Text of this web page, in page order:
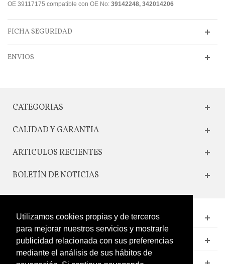
Utilizamos cookies propias y de terceros
para mejorar nuestros servicios y mostrarle
publicidad relacionada con sus preferencias
mediante el análisis de sus hábitos de
OE 39117175 compatible con OE No: 39142248, 342014206
FICHA SEGURIDAD
ENVIOS
CATEGORIAS
CALIDAD Y GARANTIA
ARTICULOS RECIENTES
BOLETÍN DE NOTICIAS
CONTACTO
LEGAL